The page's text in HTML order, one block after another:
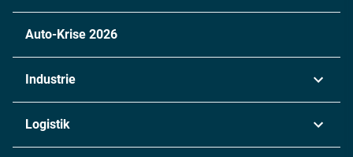
Auto-Krise 2026
Industrie
Logistik